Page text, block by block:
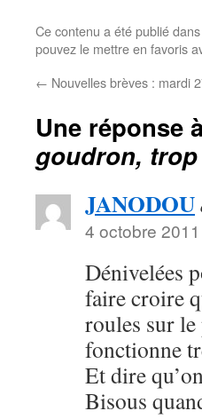
Ce contenu a été publié dans
pouvez le mettre en favoris
← Nouvelles brèves : mardi
Une réponse
goudron,
JANODOU
4 octobre
Dénivelées
faire croire
roules sur
fonctionne
Et dire
Bisous